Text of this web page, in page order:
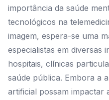
importância da saúde
tecnológicos na
imagem, espera-se uma
especialistas em diversas
hospitais, clínicas
saúde pública. Embora a
artificial possam impactar